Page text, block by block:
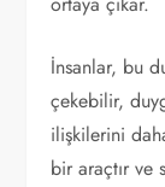
İnsanlar, bu
çekebilir,
ilişkilerini
bir araçtır ve